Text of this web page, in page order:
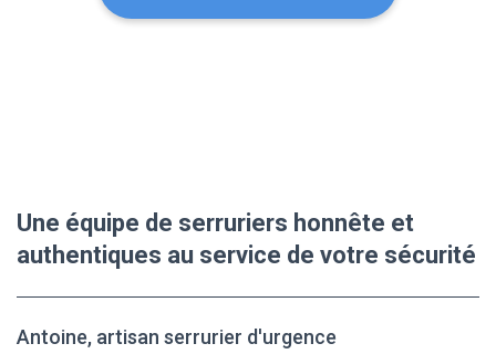
Une équipe de serruriers honnête et
authentiques au service de votre sécurité
Antoine, artisan serrurier d'urgence